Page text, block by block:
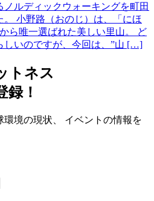
ノルディックウォーキングを町田
小野路（おのじ）は、「にほ
ら唯一選ばれた美しい里山。 ど
しいのですが、今回は、”山 […]
トネス
録！
境の現状、 イベントの情報を